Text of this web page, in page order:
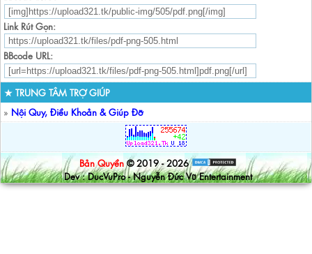
Link Rút Gọn:
BBcode URL:
★ TRUNG TÂM TRỢ GIÚP
» Nội Quy, Điều Khoản & Giúp Đỡ
Bản Quyền © 2019 - 2026
Dev : DucVuPro - Nguyễn Đức Vũ Entertainment